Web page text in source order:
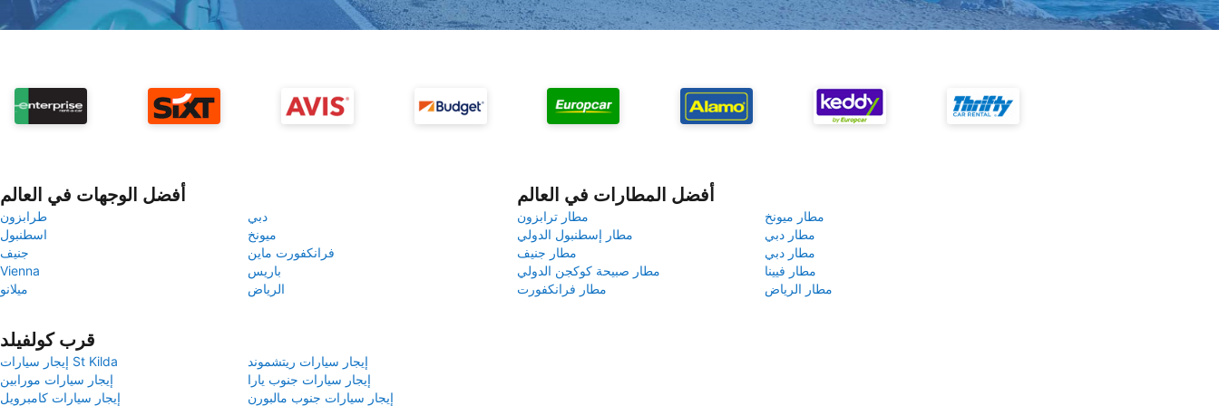
أفضل الوجهات في العالم
طرابزون
دبي
اسطنبول
ميونخ
جنيف
فرانكفورت ماين
Vienna
باريس
ميلانو
الرياض
أفضل المطارات في العالم
مطار ترابزون
مطار ميونخ
مطار إسطنبول الدولي
مطار دبي
مطار جنيف
مطار دبي
مطار صبيحة كوكجن الدولي
مطار فيينا
مطار فرانكفورت
مطار الرياض
قرب كولفيلد
إيجار سيارات St Kilda
إيجار سيارات ريتشموند
إيجار سيارات مورابين
إيجار سيارات جنوب يارا
إيجار سيارات كامبرويل
إيجار سيارات جنوب مالبورن